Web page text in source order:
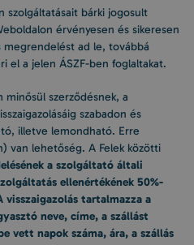
szolgáltatásait bárki jogosult
érvényesen és sikeresen
megrendelést ad le, továbbá
el a jelen ÁSZF-ben foglaltakat.
minősül szerződésnek, a
szabadon és
illetve lemondható. Erre
van lehetőség. A Felek közötti
a szolgáltató általi
ellenértékének 50%-
tartalmazza a
neve, címe, a szállást
vett napok száma, ára, a szállás